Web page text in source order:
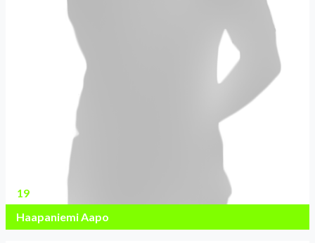
19
Haapaniemi Aapo